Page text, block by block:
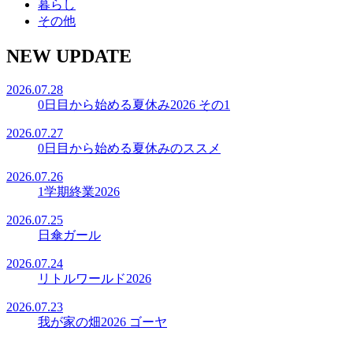
暮らし
その他
NEW UPDATE
2026.07.28
0日目から始める夏休み2026 その1
2026.07.27
0日目から始める夏休みのススメ
2026.07.26
1学期終業2026
2026.07.25
日傘ガール
2026.07.24
リトルワールド2026
2026.07.23
我が家の畑2026 ゴーヤ